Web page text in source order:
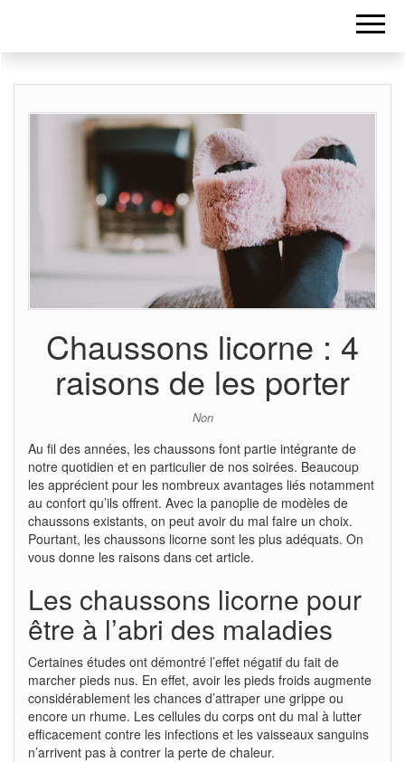
Chaussons licorne : 4
raisons de les porter
Non
Au fil des années, les chaussons font partie intégrante de
notre quotidien et en particulier de nos soirées. Beaucoup
les apprécient pour les nombreux avantages liés notamment
au confort qu’ils offrent. Avec la panoplie de modèles de
chaussons existants, on peut avoir du mal faire un choix.
Pourtant, les chaussons licorne sont les plus adéquats. On
vous donne les raisons dans cet article.
Les chaussons licorne pour
être à l’abri des maladies
Certaines études ont démontré l’effet négatif du fait de
marcher pieds nus. En effet, avoir les pieds froids augmente
considérablement les chances d’attraper une grippe ou
encore un rhume. Les cellules du corps ont du mal à lutter
efficacement contre les infections et les vaisseaux sanguins
n’arrivent pas à contrer la perte de chaleur.